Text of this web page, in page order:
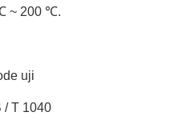
~ 200 ℃.
uji
/ T 1040